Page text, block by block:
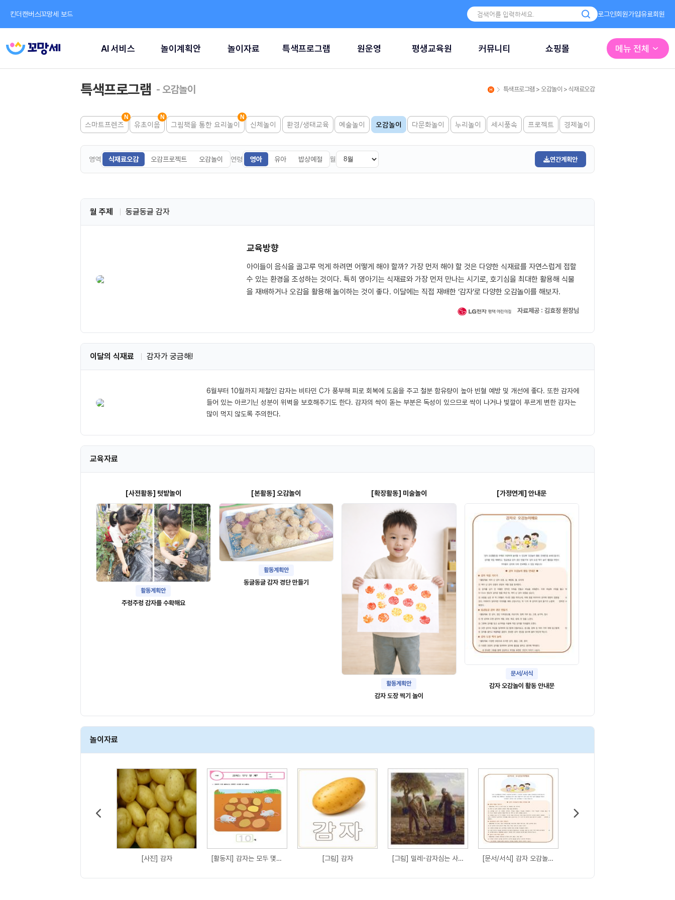
킨더캔버스꼬망세 보드 로그인회원가입유료회원
AI 서비스 놀이계획안 놀이자료 특색프로그램 원운영 평생교육원 커뮤니티 쇼핑몰 메뉴 전체
특색프로그램 - 오감놀이 특색프로그램 > 오감놀이 > 식재료오감
스마트프렌즈 유초이음 그림책을 통한 요리놀이 신체놀이 환경/생태교육 예술놀이 오감놀이 다문화놀이 누리놀이 세시풍속 프로젝트 경제놀이
영역 식재료오감 오감프로젝트 오감놀이 연령 영아 유아 밥상예절 월 연간계획안
월 주제 동글동글 감자
교육방향
아이들이 음식을 골고루 먹게 하려면 어떻게 해야 할까? 가장 먼저 해야 할 것은 다양한 식재료를 자연스럽게 접할
수 있는 환경을 조성하는 것이다. 특히 영아기는 식재료와 가장 먼저 만나는 시기로, 호기심을 최대한 활용해 식물
을 재배하거나 오감을 활용해 놀이하는 것이 좋다. 이달에는 직접 재배한 ‘감자’로 다양한 오감놀이를 해보자.
자료제공 : 김효정 원장님
이달의 식재료 감자가 궁금해!
6월부터 10월까지 제철인 감자는 비타민 C가 풍부해 피로 회복에 도움을 주고 철분 함유량이 높아 빈혈 예방 및 개선에 좋다. 또한 감자에
들어 있는 아르기닌 성분이 위벽을 보호해주기도 한다. 감자의 싹이 돋는 부분은 독성이 있으므로 싹이 나거나 빛깔이 푸르게 변한 감자는
많이 먹지 않도록 주의한다.
교육자료
[사전활동] 텃밭놀이
활동계획안
주렁주렁 감자를 수확해요
[본활동] 오감놀이
활동계획안
동글동글 감자 경단 만들기
[확장활동] 미술놀이
활동계획안
감자 도장 찍기 놀이
[가정연계] 안내문
문서/서식
감자 오감놀이 활동 안내문
놀이자료
[사진] 감자 [활동지] 감자는 모두 몇개? [그림] 감자 [그림] 밀레-감자심는 사람들 [문서/서식] 감자 오감놀이 활동 안내문